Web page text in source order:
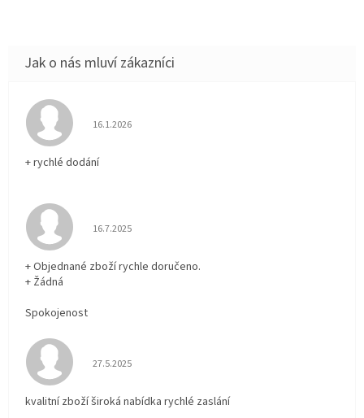
Hodnocení obchodu je 5 z 5 hvězdiček.
16.1.2026
+ rychlé dodání
Hodnocení obchodu je 5 z 5 hvězdiček.
16.7.2025
+ Objednané zboží rychle doručeno.
+ Žádná
Spokojenost
Hodnocení obchodu je 5 z 5 hvězdiček.
27.5.2025
kvalitní zboží široká nabídka rychlé zaslání